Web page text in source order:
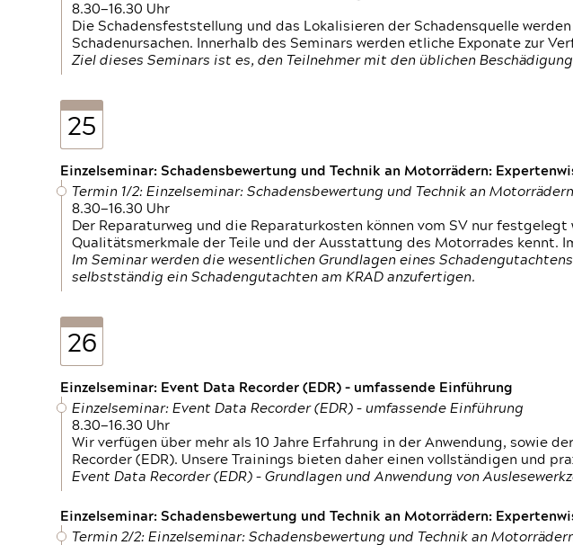
8.30—16.30 Uhr
Die Schadensfeststellung und das Lokalisieren der Schadensquelle
Schadenursachen. Innerhalb des Seminars werden etliche Exponate zur
Ziel dieses Seminars ist es, den Teilnehmer mit den üblichen
25
Einzelseminar: Schadensbewertung und Technik an Motorrädern:
Termin 1/2: Einzelseminar: Schadensbewertung und Technik an
8.30—16.30 Uhr
Der Reparaturweg und die Reparaturkosten können vom SV nur
Qualitätsmerkmale der Teile und der Ausstattung des Motorrades kennt.
Im Seminar werden die wesentlichen Grundlagen eines
selbstständig ein Schadengutachten am KRAD anzufertigen.
26
Einzelseminar: Event Data Recorder (EDR) – umfassende Einführung
Einzelseminar: Event Data Recorder (EDR) – umfassende Einführung
8.30—16.30 Uhr
Wir verfügen über mehr als 10 Jahre Erfahrung in der Anwendung, sowie
Recorder (EDR). Unsere Trainings bieten daher einen vollständigen und
Event Data Recorder (EDR) – Grundlagen und Anwendung von
Einzelseminar: Schadensbewertung und Technik an Motorrädern:
Termin 2/2: Einzelseminar: Schadensbewertung und Technik an